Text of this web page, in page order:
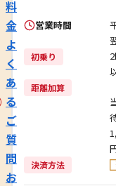
料
金
よ
く
あ
る
ご
質
問
お
営業時間
初乗り
距離加算
決済方法